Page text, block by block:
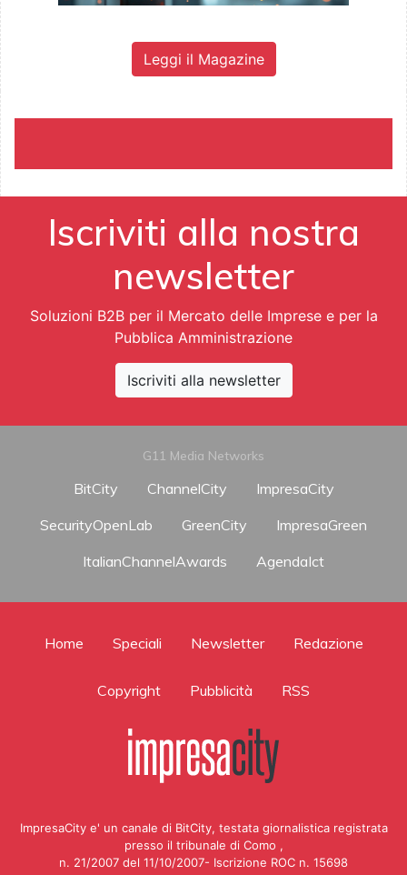
Leggi il Magazine
Iscriviti alla nostra
newsletter
Soluzioni B2B per il Mercato delle Imprese e per la
Pubblica Amministrazione
Iscriviti alla newsletter
G11 Media Networks
BitCity ChannelCity
ImpresaCity
SecurityOpenLab
GreenCity
ImpresaGreen
ItalianChannelAwards
AgendaIct
Home Speciali Newsletter Redazione
Copyright Pubblicità RSS
ImpresaCity e' un canale di BitCity, testata giornalistica registrata
presso il tribunale di Como ,
n. 21/2007 del 11/10/2007- Iscrizione ROC n. 15698